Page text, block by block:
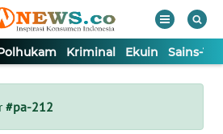
Kriminal Ekuin Sains-
#pa-212